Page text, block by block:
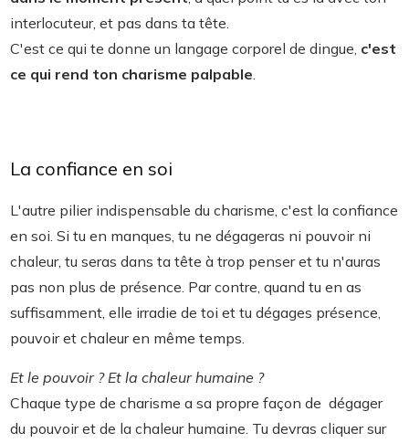
interlocuteur, et pas dans ta tête.
C'est ce qui te donne un langage corporel de dingue, c'est
ce qui rend ton charisme palpable
La confiance en soi
L'autre pilier indispensable du charisme, c'est la confiance
en soi. Si tu en manques, tu ne dégageras ni pouvoir ni
chaleur, tu seras dans ta tête à trop penser et tu n'auras
pas non plus de présence. Par contre, quand tu en as
suffisamment, elle irradie de toi et tu dégages présence,
pouvoir et chaleur en même temps.
Et le pouvoir ? Et la chaleur humaine ?
Chaque type de charisme a sa propre façon de dégager
du pouvoir et de la chaleur humaine. Tu devras cliquer sur